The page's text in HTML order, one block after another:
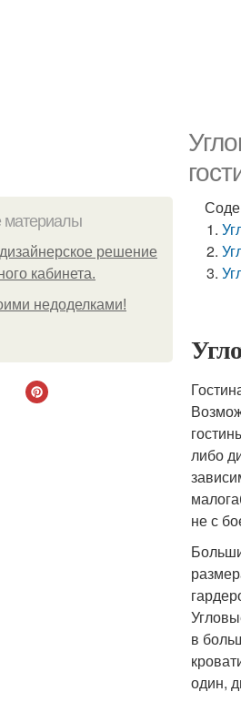
решение
кабинета.
недоделками!
либо
не с
в
один,